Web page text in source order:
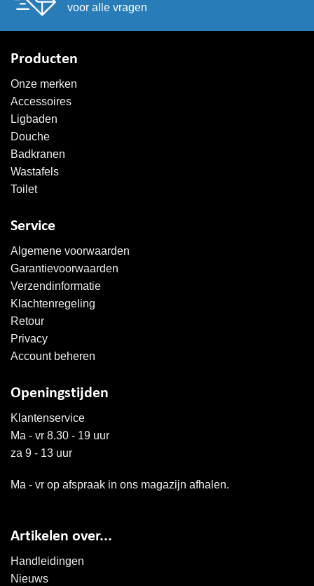
voor alle vragen
Producten
Onze merken
Accessoires
Ligbaden
Douche
Badkranen
Wastafels
Toilet
Service
Algemene voorwaarden
Garantievoorwaarden
Verzendinformatie
Klachtenregeling
Retour
Privacy
Account beheren
Openingstijden
Klantenservice
Ma - vr 8.30 - 19 uur
za 9 - 13 uur
Ma - vr op afspraak in ons magazijn afhalen.
Artikelen over...
Handleidingen
Nieuws